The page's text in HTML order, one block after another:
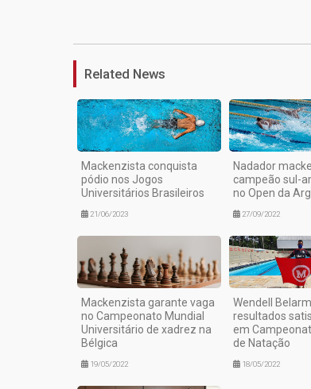
Related News
Mackenzista conquista
pódio nos Jogos
Universitários Brasileiros
21/06/2023
Nadador
campeão sul-
no Open da
27/09/2022
Mackenzista garante vaga
no Campeonato Mundial
Universitário de xadrez na
Bélgica
19/05/2022
Wendell
resultados
em
de Natação
18/05/2022